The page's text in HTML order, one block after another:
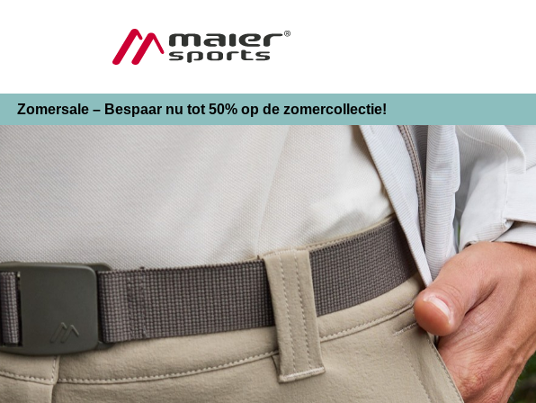
Zomersale – Bespaar nu tot 50% op de zomercollectie!